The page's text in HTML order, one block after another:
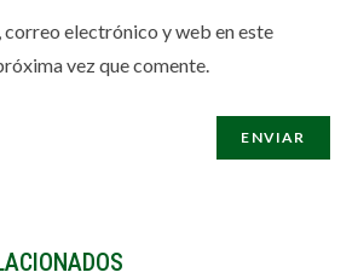
electrónico y web en este
vez que comente.